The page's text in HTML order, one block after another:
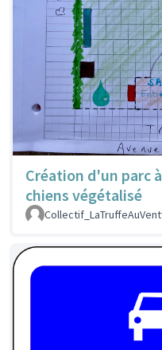
Création d'un parc à
chiens végétalisé
Collectif_LaTruffeAuVent